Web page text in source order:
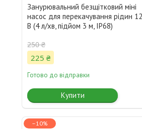
Занурювальний безщітковий міні
насос для перекачування рідин 12
В (4 л/хв, підйом 3 м, IP68)
250 ₴
225 ₴
Готово до відправки
Купити
–10%